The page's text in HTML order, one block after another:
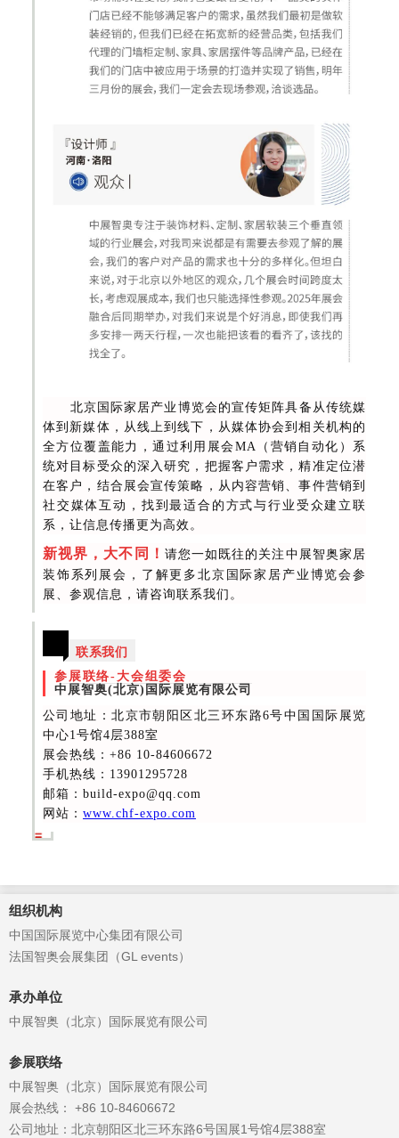
北京国际家居产业博览会的宣传矩阵具备从传统媒
体到新媒体，从线上到线下，从媒体协会到相关机构的
全方位覆盖能力，通过利用展会MA（营销自动化）系
统对目标受众的深入研究，把握客户需求，精准定位潜
在客户，结合展会宣传策略，从内容营销、事件营销到
社交媒体互动，找到最适合的方式与行业受众建立联
系，让信息传播更为高效。
新视界，大不同！ 请您一如既往的关注中展智奥家居
装饰系列展会，了解更多北京国际家居产业博览会参
展、参观信息，请咨询联系我们。
联系我们
参展联络-大会组委会
中展智奥(北京)国际展览有限公司
公司地址：北京市朝阳区北三环东路6号中国国际展览
中心1号馆4层388室
展会热线 ：+86 10-84606672
手机热线：13901295728
邮箱：build-expo@qq.com
网站： www.chf-expo.com
组织机构
中国国际展览中心集团有限公司
法国智奥会展集团（GL events）
承办单位
中展智奥（北京）国际展览有限公司
参展联络
中展智奥（北京）国际展览有限公司
展会热线： +86 10-84606672
公司地址：北京朝阳区北三环东路6号国展1号馆4层388室